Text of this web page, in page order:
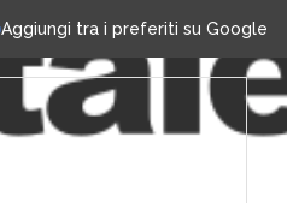
Aggiungi tra i preferiti su Google